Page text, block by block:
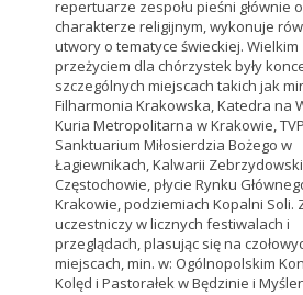
repertuarze zespołu pieśni głównie o
charakterze religijnym, wykonuje
utwory o tematyce świeckiej. Wielkim
przeżyciem dla chórzystek były
szczególnych miejscach takich jak
Filharmonia Krakowska, Katedra na
Kuria Metropolitarna w Krakowie,
Sanktuarium Miłosierdzia Bożego w
Łagiewnikach, Kalwarii
Częstochowie, płycie Rynku
Krakowie, podziemiach Kopalni Soli.
uczestniczy w licznych festiwalach i
przeglądach, plasując się na
miejscach, min. w: Ogólnopolskim
Kolęd i Pastorałek w Będzinie i